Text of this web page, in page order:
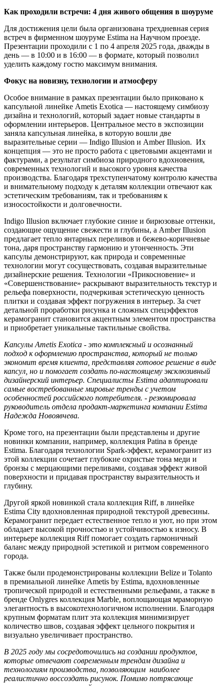
Как проходили встречи: 4 дня живого общения в шоуруме
Для достижения цели была организована трехдневная серия
встреч в фирменном шоуруме Estima на Научном проезде.
Презентации проходили с 1 по 4 апреля 2025 года, дважды в
день — в 10:00 и в 16:00 — в формате, который позволил
уделить каждому гостю максимум внимания.
Фокус на новизну, технологии и атмосферу
Особое внимание в рамках презентации было приковано к
капсульной линейке Ametis Exotica — настоящему симбиозу
дизайна и технологий, который задает новые стандарты в
оформлении интерьеров. Центральное место в экспозиции
заняла капсульная линейка, в которую вошли две
выразительные серии — Indigo Illusion и Amber Illusion. Их
концепция — это не просто работа с цветовыми акцентами и
фактурами, а результат симбиоза природного вдохновения,
современных технологий и высокого уровня качества
производства. Благодаря трехступенчатому контролю качества
и внимательному подходу к деталям коллекции отвечают как
эстетическим требованиям, так и требованиям к
износостойкости и долговечности.
Indigo Illusion включает глубокие синие и бирюзовые оттенки,
создающие ощущение свежести и глубины, а Amber Illusion
предлагает тепло янтарных переливов и бежево-коричневые
тона, даря пространству гармонию и утонченность. Эти
капсулы демонстрируют, как природа и современные
технологии могут сосуществовать, создавая выразительные
дизайнерские решения. Технологии «Прикосновение» и
«Совершенствование» раскрывают выразительность текстур и
рельефа поверхности, подчеркивая эстетическую ценность
плитки и создавая эффект погружения в интерьер. За счет
детальной проработки рисунка и сложных спецэффектов
керамогранит становится акцентным элементом пространства
и приобретает уникальные тактильные свойства.
Капсулы Ametis Exotica - это комплексный и осознанный
подход к оформлению пространства, который не только
экономит время клиента, представляя готовое решение в виде
капсул, но и помогает создать по-настоящему эксклюзивный
дизайнерский интерьер. Специалисты Estima адаптировали
самые востребованные мировые тренды с учетом
особенностей российского потребителя. - резюмировала
руководитель отдела продакт-маркетинга компании Estima
Надежда Новоявчева.
Кроме того, на презентации были представлены и другие
новинки компании, например, коллекция Patina в бренде
Estima. Благодаря технологии Spark-эффект, керамогранит из
этой коллекции сочетает глубокие охристые тона меди и
бронзы с мерцающими переливами, создавая эффект живой
поверхности и придавая пространству выразительность и
глубину.
Другой яркой новинкой стала коллекция Riff, в линейке
Estima City вдохновленная природной текстурой древесины.
Керамогранит передает естественное тепло и уют, но при этом
обладает высокой прочностью и устойчивостью к износу. В
интерьере коллекция Riff помогает создать гармоничный
баланс между природной эстетикой и ритмом современного
города.
Также были продемонстрированы коллекции Belize и Tolanto
в премиальной линейке Ametis by Estima, вдохновленные
тропической природой и естественными рельефами, а также в
бренде Onlygres коллекция Marble, воплощающая мраморную
элегантность в высокотехнологичном исполнении. Благодаря
крупным форматам плит эта коллекция минимизирует
количество швов, создавая эффект цельного покрытия и
визуально увеличивает пространство.
В 2025 году мы сосредоточились на создании продуктов,
которые отвечают современным трендам дизайна и
технологиям производства, позволяющим наиболее
реалистично воссоздать рисунок. Помимо потрясающе